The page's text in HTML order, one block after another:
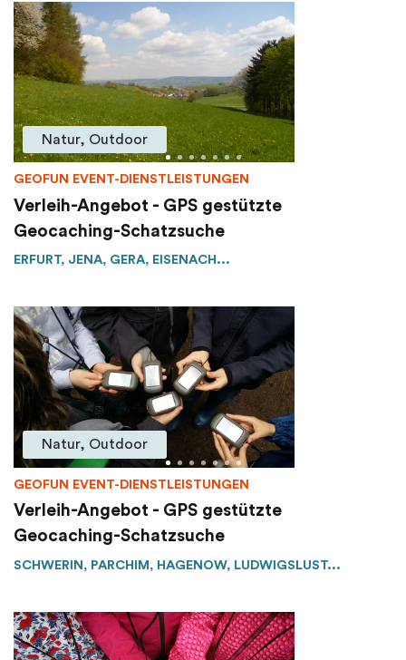
Natur, Outdoor
GEOFUN EVENT-DIENSTLEISTUNGEN
Verleih-Angebot - GPS gestützte
Geocaching-Schatzsuche
ERFURT, JENA, GERA, EISENACH...
Natur, Outdoor
GEOFUN EVENT-DIENSTLEISTUNGEN
Verleih-Angebot - GPS gestützte
Geocaching-Schatzsuche
SCHWERIN, PARCHIM, HAGENOW, LUDWIGSLUST...